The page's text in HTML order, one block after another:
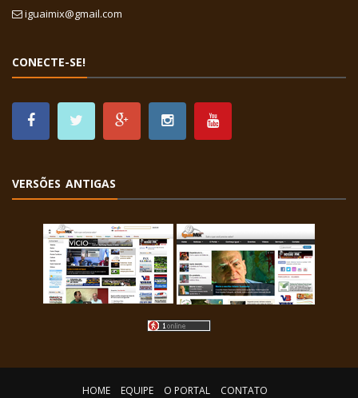
iguaimix@gmail.com
CONECTE-SE!
VERSÕES ANTIGAS
HOME EQUIPE O PORTAL CONTATO